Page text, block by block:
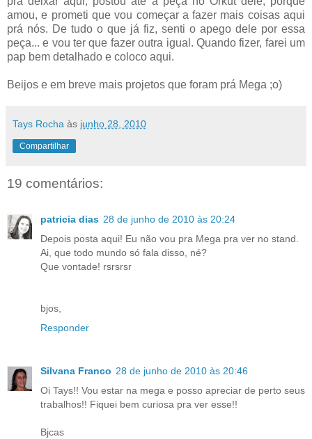
amou, e prometi que vou começar a fazer mais coisas aqui
prá nós. De tudo o que já fiz, senti o apego dele por essa
peça... e vou ter que fazer outra igual. Quando fizer, farei um
pap bem detalhado e coloco aqui.
Beijos e em breve mais projetos que foram prá Mega ;o)
Tays Rocha às junho 28, 2010
Compartilhar
19 comentários:
patricia dias 28 de junho de 2010 às 20:24
Depois posta aqui! Eu não vou pra Mega pra ver no stand.
Ai, que todo mundo só fala disso, né?
Que vontade! rsrsrsr
bjos,
Responder
Silvana Franco 28 de junho de 2010 às 20:46
Oi Tays!! Vou estar na mega e posso apreciar de perto seus
trabalhos!! Fiquei bem curiosa pra ver esse!!
Bjcas